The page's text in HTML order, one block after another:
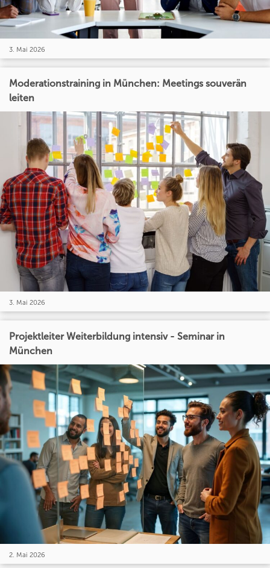
3. Mai 2026
Moderationstraining in München: Meetings souverän
leiten
3. Mai 2026
Projektleiter Weiterbildung intensiv - Seminar in
München
2. Mai 2026